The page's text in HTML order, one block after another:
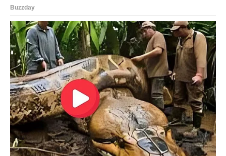
Srce vam konačno vidi istinu
Pred vama su trenuci koje ćete dugo pamtiti.
ŠKORPIJA
Pred vama je veliki emotivni ili životni preokret.
Jedna informacija sada vam može potpuno promijeniti
planove i budućnost.